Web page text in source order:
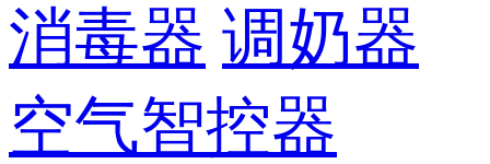
消毒器 调奶器
空气智控器